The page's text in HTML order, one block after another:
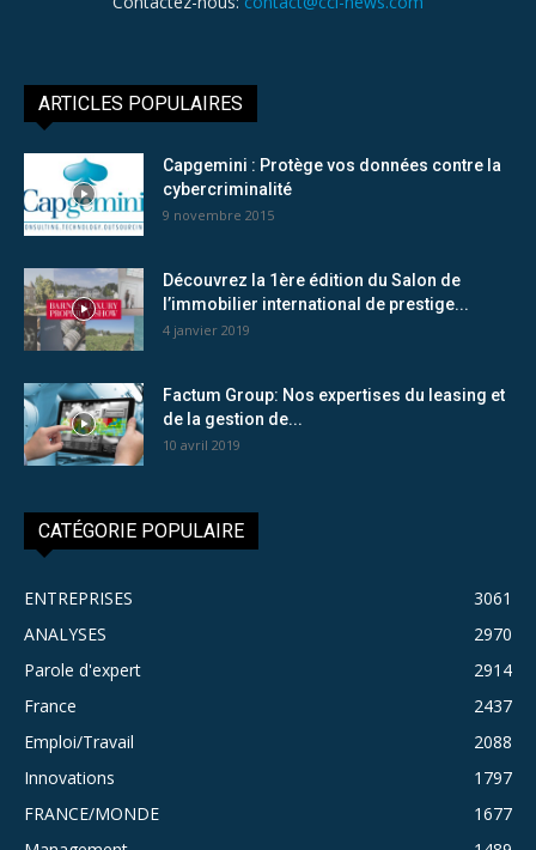
ARTICLES POPULAIRES
Capgemini : Protège vos données contre la
cybercriminalité
9 novembre 2015
Découvrez la 1ère édition du Salon de
l’immobilier international de prestige...
4 janvier 2019
Factum Group: Nos expertises du leasing et
de la gestion de...
10 avril 2019
CATÉGORIE POPULAIRE
ENTREPRISES
3061
ANALYSES
2970
Parole d'expert
2914
France
2437
Emploi/Travail
2088
Innovations
1797
FRANCE/MONDE
1677